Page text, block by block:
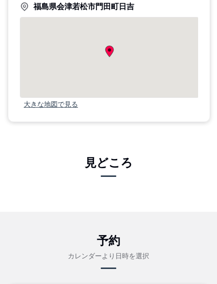
福島県会津若松市門田町日吉
大きな地図で見る
見どころ
予約
カレンダーより日時を選択